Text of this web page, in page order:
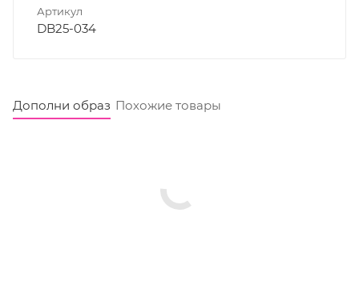
Артикул
DB25-034
Дополни образ Похожие товары